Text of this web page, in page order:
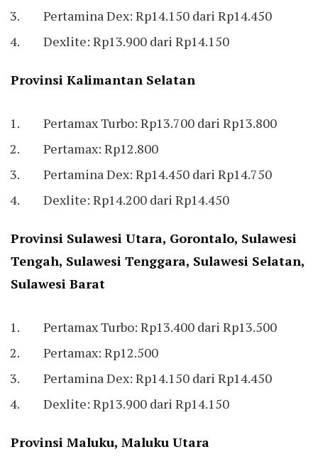
Pertamina Dex: Rp14.150 dari Rp14.450
Dexlite: Rp13.900 dari Rp14.150
Provinsi Kalimantan Selatan
Pertamax Turbo: Rp13.700 dari Rp13.800
Pertamax: Rp12.800
Pertamina Dex: Rp14.450 dari Rp14.750
Dexlite: Rp14.200 dari Rp14.450
Provinsi Sulawesi Utara, Gorontalo, Sulawesi
Tengah, Sulawesi Tenggara, Sulawesi Selatan,
Sulawesi Barat
Pertamax Turbo: Rp13.400 dari Rp13.500
Pertamax: Rp12.500
Pertamina Dex: Rp14.150 dari Rp14.450
Dexlite: Rp13.900 dari Rp14.150
Provinsi Maluku, Maluku Utara